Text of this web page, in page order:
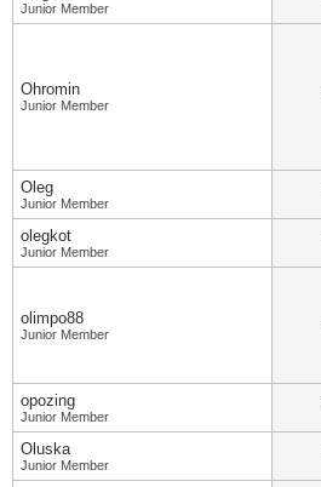
Junior Member
Ohromin
Junior Member
Oleg
Junior Member
olegkot
Junior Member
olimpo88
Junior Member
opozing
Junior Member
Oluska
Junior Member